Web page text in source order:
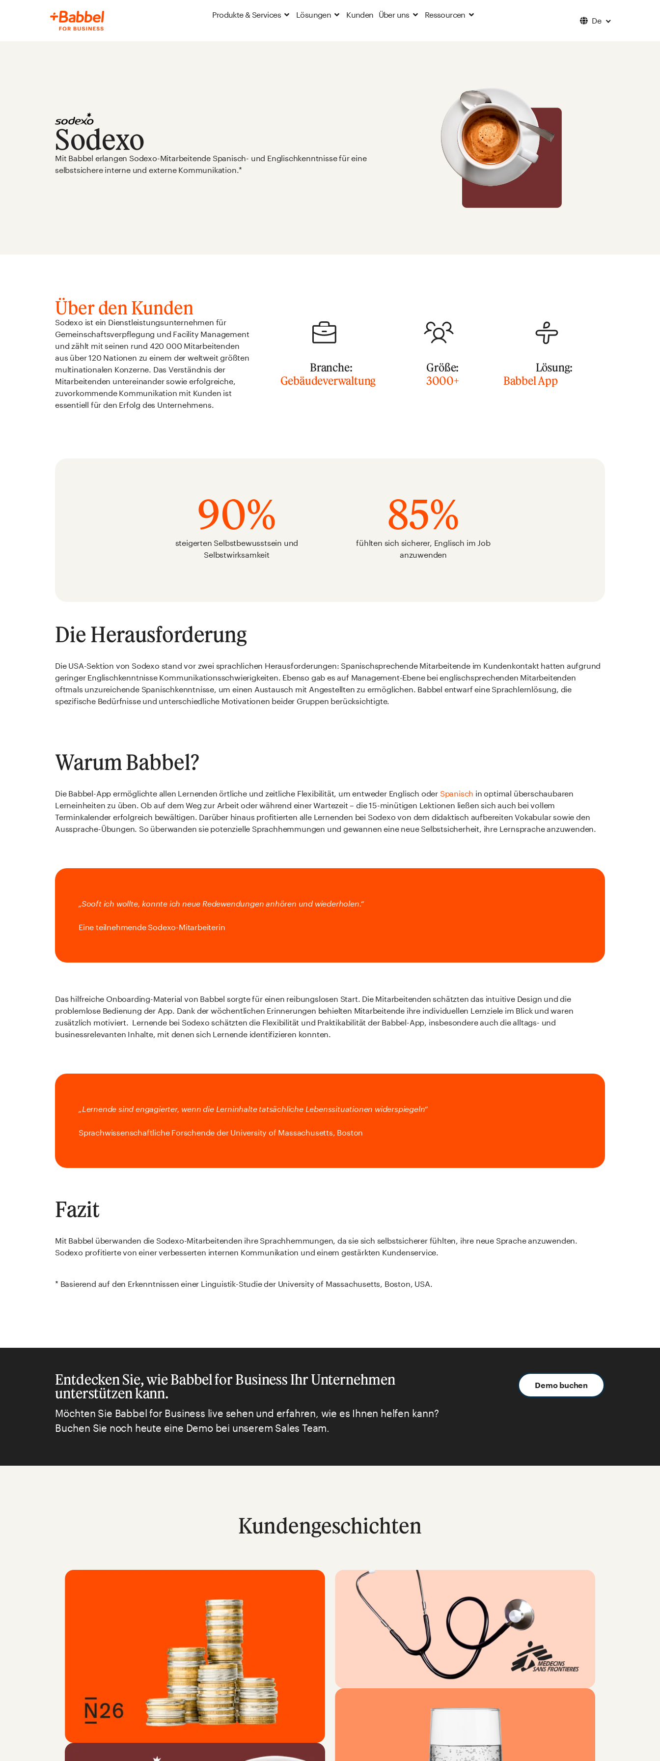
Produkte & Services Lösungen Kunden Über uns Ressourcen
de
Sodexo
Mit Babbel erlangen Sodexo-Mitarbeitende Spanisch- und Englischkenntnisse für eine
selbstsichere interne und externe Kommunikation.*
Über den Kunden
Sodexo ist ein Dienstleistungsunternehmen für
Gemeinschaftsverpflegung und Facility Management
und zählt mit seinen rund 420 000 Mitarbeitenden
aus über 120 Nationen zu einem der weltweit größten
multinationalen Konzerne. Das Verständnis der
Mitarbeitenden untereinander sowie erfolgreiche,
zuvorkommende Kommunikation mit Kunden ist
essentiell für den Erfolg des Unternehmens.
Branche:
Gebäudeverwaltung
Größe:
3000+
Lösung:
Babbel App
90%
steigerten Selbstbewusstsein und
Selbstwirksamkeit
85%
fühlten sich sicherer, Englisch im Job
anzuwenden
Die Herausforderung
Die USA-Sektion von Sodexo stand vor zwei sprachlichen Herausforderungen: Spanischsprechende Mitarbeitende im Kundenkontakt hatten aufgrund
geringer Englischkenntnisse Kommunikationsschwierigkeiten. Ebenso gab es auf Management-Ebene bei englischsprechenden Mitarbeitenden
oftmals unzureichende Spanischkenntnisse, um einen Austausch mit Angestellten zu ermöglichen. Babbel entwarf eine Sprachlernlösung, die
spezifische Bedürfnisse und unterschiedliche Motivationen beider Gruppen berücksichtigte.
Warum Babbel?
Die Babbel-App ermöglichte allen Lernenden örtliche und zeitliche Flexibilität, um entweder Englisch oder Spanisch in optimal überschaubaren
Lerneinheiten zu üben. Ob auf dem Weg zur Arbeit oder während einer Wartezeit – die 15-minütigen Lektionen ließen sich auch bei vollem
Terminkalender erfolgreich bewältigen. Darüber hinaus profitierten alle Lernenden bei Sodexo von dem didaktisch aufbereiten Vokabular sowie den
Aussprache-Übungen. So überwanden sie potenzielle Sprachhemmungen und gewannen eine neue Selbstsicherheit, ihre Lernsprache anzuwenden.
„Sooft ich wollte, konnte ich neue Redewendungen anhören und wiederholen.“
Eine teilnehmende Sodexo-Mitarbeiterin
Das hilfreiche Onboarding-Material von Babbel sorgte für einen reibungslosen Start. Die Mitarbeitenden schätzten das intuitive Design und die
problemlose Bedienung der App. Dank der wöchentlichen Erinnerungen behielten Mitarbeitende ihre individuellen Lernziele im Blick und waren
zusätzlich motiviert. Lernende bei Sodexo schätzten die Flexibilität und Praktikabilität der Babbel-App, insbesondere auch die alltags- und
businessrelevanten Inhalte, mit denen sich Lernende identifizieren konnten.
„Lernende sind engagierter, wenn die Lerninhalte tatsächliche Lebenssituationen widerspiegeln“
Sprachwissenschaftliche Forschende der University of Massachusetts, Boston
Fazit
Mit Babbel überwanden die Sodexo-Mitarbeitenden ihre Sprachhemmungen, da sie sich selbstsicherer fühlten, ihre neue Sprache anzuwenden.
Sodexo profitierte von einer verbesserten internen Kommunikation und einem gestärkten Kundenservice.
* Basierend auf den Erkenntnissen einer Linguistik-Studie der University of Massachusetts, Boston, USA.
Entdecken Sie, wie Babbel for Business Ihr Unternehmen
unterstützen kann.
Möchten Sie Babbel for Business live sehen und erfahren, wie es Ihnen helfen kann?
Buchen Sie noch heute eine Demo bei unserem Sales Team.
Demo buchen
Kundengeschichten